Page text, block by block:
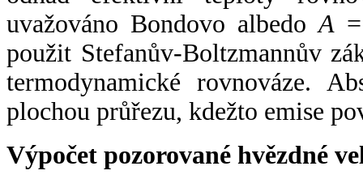
uvažováno Bondovo albedoA
použit Stefanův-Boltzmannův
termodynamické rovnováze.
plochou průřezu, kdežto emise
Výpočet pozorované hvězdné